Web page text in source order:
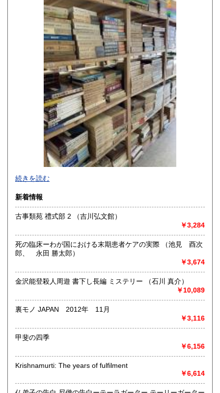
800円 長崎県
800円 大分県
800円 鹿児島県
1,500円
-
沿線名：-
最寄駅：-
営業時間：-
定休日：-
書籍の買取について
-
取り扱い分野
総記、哲学宗教、歴史、社会科学、自然科学、美術工芸、国
語国文、外国文学、古典籍、近代文献、趣味、外国書、サブ
カルチャー、古書一般（その他）
書籍全般
続きを読む
新着情報
古事類苑 禮式部 2 （吉川弘文館）
￥3,284
死の臨床ーわが国における末期患者ケアの実際 （池見 酉次
郎、 永田 勝太郎）
￥3,674
金沢能登殺人周遊 書下し長編 ミステリー （石川 真介）
￥10,089
裏モノ JAPAN 2012年 11月
￥3,116
甲斐の四季
￥6,156
Krishnamurti: The years of fulfilment
￥6,614